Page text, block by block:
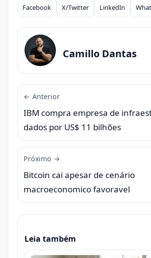
Compartilhar
Facebook X/Twitter LinkedIn
Camillo Dantas
← Anterior
IBM compra empresa de
dados por US$ 11 bilhões
Próximo →
Bitcoin cai apesar de cenário
macroeconomico favoravel
Leia também